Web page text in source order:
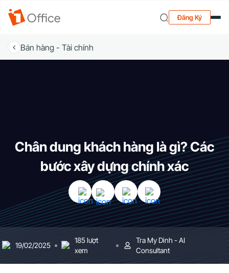
Đăng Ký
Bán hàng - Tài chính
Chân dung khách hàng là gì? Các
bước xây dựng chính xác
19/02/2025
185 lượt
xem
Tra My Dinh - AI
Consultant